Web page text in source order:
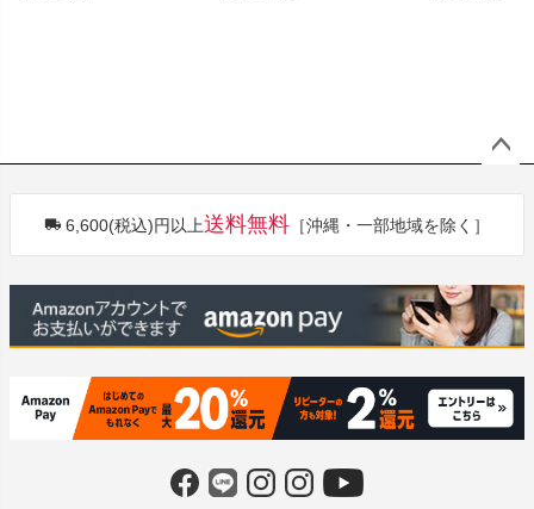
へ
6,600(税込)円以上送料無料 ［沖縄・一部地域を除く］